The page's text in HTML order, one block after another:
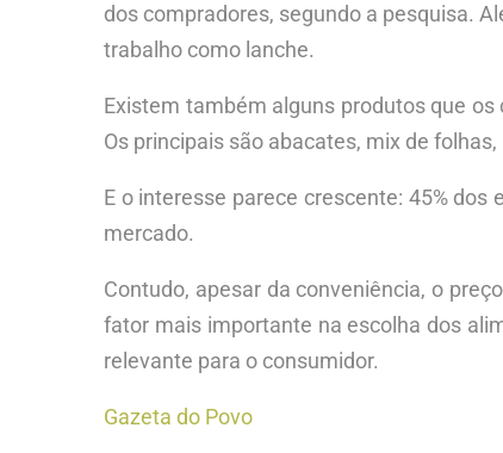
dos compradores, segundo a pesquisa.
trabalho como lanche.
Existem também alguns produtos que
Os principais são abacates, mix de
E o interesse parece crescente: 45%
mercado.
Contudo, apesar da conveniência, o
fator mais importante na escolha dos
relevante para o consumidor.
Gazeta do Povo